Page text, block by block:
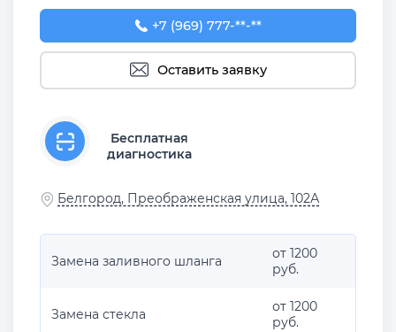
+7 (969) 777-50-55
+7 (969) 777-**-**
Оставить заявку
Бесплатная
диагностика
Белгород, Преображенская улица, 102А
Замена заливного шланга
от 1200
руб.
Замена стекла
от 1200
руб.